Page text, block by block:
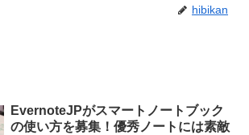
hibikan
EvernoteJPがスマートノートブック
の使い方を募集！優秀ノートには素敵